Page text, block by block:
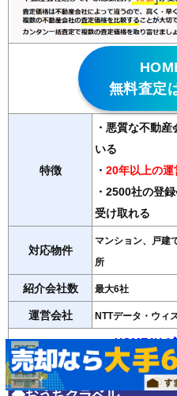
無料査定
特徴
・悪質な不動
いる
・ 20年以上の運
・2500社の登
受け取れる
対応物件
マンション、戸建
所
紹介会社数 最大6社
運営会社 NTTデータ・ウィ
＞＞HOME4Uの